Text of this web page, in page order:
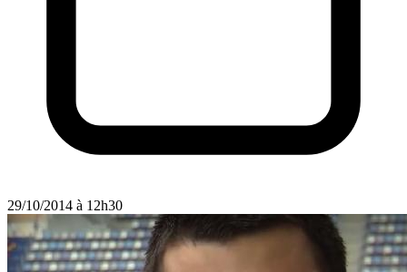
29/10/2014 à 12h30